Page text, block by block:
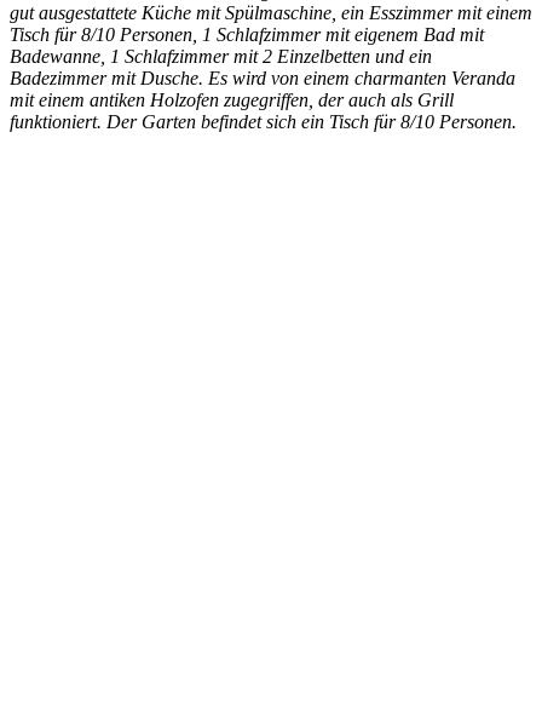
gut ausgestattete Küche mit Spülmaschine, ein Esszimmer mit einem
Tisch für 8/10 Personen, 1 Schlafzimmer mit eigenem Bad mit
Badewanne, 1 Schlafzimmer mit 2 Einzelbetten und ein
Badezimmer mit Dusche. Es wird von einem charmanten Veranda
mit einem antiken Holzofen zugegriffen, der auch als Grill
funktioniert. Der Garten befindet sich ein Tisch für 8/10 Personen.